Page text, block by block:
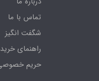
تماس با ما
شگفت انگیز
راهنمای خرید
حریم